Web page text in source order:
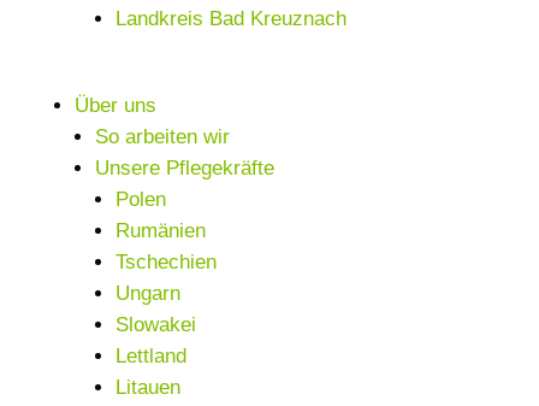
Landkreis Bad Kreuznach
Über uns
So arbeiten wir
Unsere Pflegekräfte
Polen
Rumänien
Tschechien
Ungarn
Slowakei
Lettland
Litauen